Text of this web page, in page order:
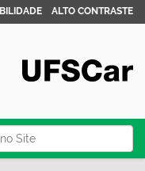
ALTO CONTRASTE